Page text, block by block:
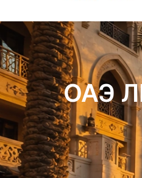
ОАЭ